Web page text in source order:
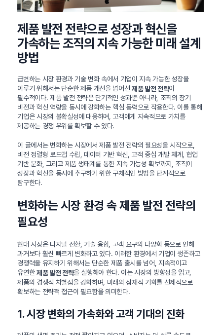
제품 발전 전략으로 성장과 혁신을
가속하는 조직의 지속 가능한 미래 설계
방법
급변하는 시장 환경과 기술 변화 속에서 기업이 지속 가능한 성장을
이루기 위해서는 단순한 제품 개선을 넘어선 제품 발전 전략이
필수적이다. 제품 발전 전략은 단기적인 성과뿐 아니라, 조직의 장기
비전과 혁신 역량을 동시에 강화하는 핵심 동력으로 작용한다. 이를 통해
기업은 시장의 불확실성에 대응하며, 고객에게 지속적으로 가치를
제공하는 경쟁 우위를 확보할 수 있다.
이 글에서는 변화하는 시장에서 제품 발전 전략의 필요성을 시작으로,
비전 정렬형 로드맵 수립, 데이터 기반 혁신, 고객 중심 개발 체계, 협업
기반 문화, 그리고 제품 생태계를 통한 지속 가능성 확보까지, 조직이
성장과 혁신을 동시에 추구하기 위한 구체적인 방법을 단계적으로
탐구한다.
변화하는 시장 환경 속 제품 발전 전략의
필요성
현대 시장은 디지털 전환, 기술 융합, 고객 요구의 다양화 등으로 인해
과거보다 훨씬 빠르게 변화하고 있다. 이러한 환경에서 기업이 생존하고
경쟁력을 유지하기 위해서는 단순한 제품 출시를 넘어, 지속적이고
유연한제품 발전 전략을 실행해야 한다. 이는 시장의 방향성을 읽고,
제품의 경쟁적 차별점을 강화하며, 미래의 잠재적 기회를 선제적으로
확보하는 전략적 접근이 필요함을 의미한다.
1. 시장 변화의 가속화와 고객 기대의 진화